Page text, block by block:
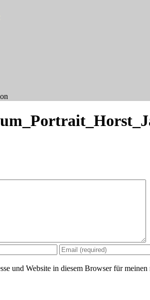
und Website in diesem Browser für meinen